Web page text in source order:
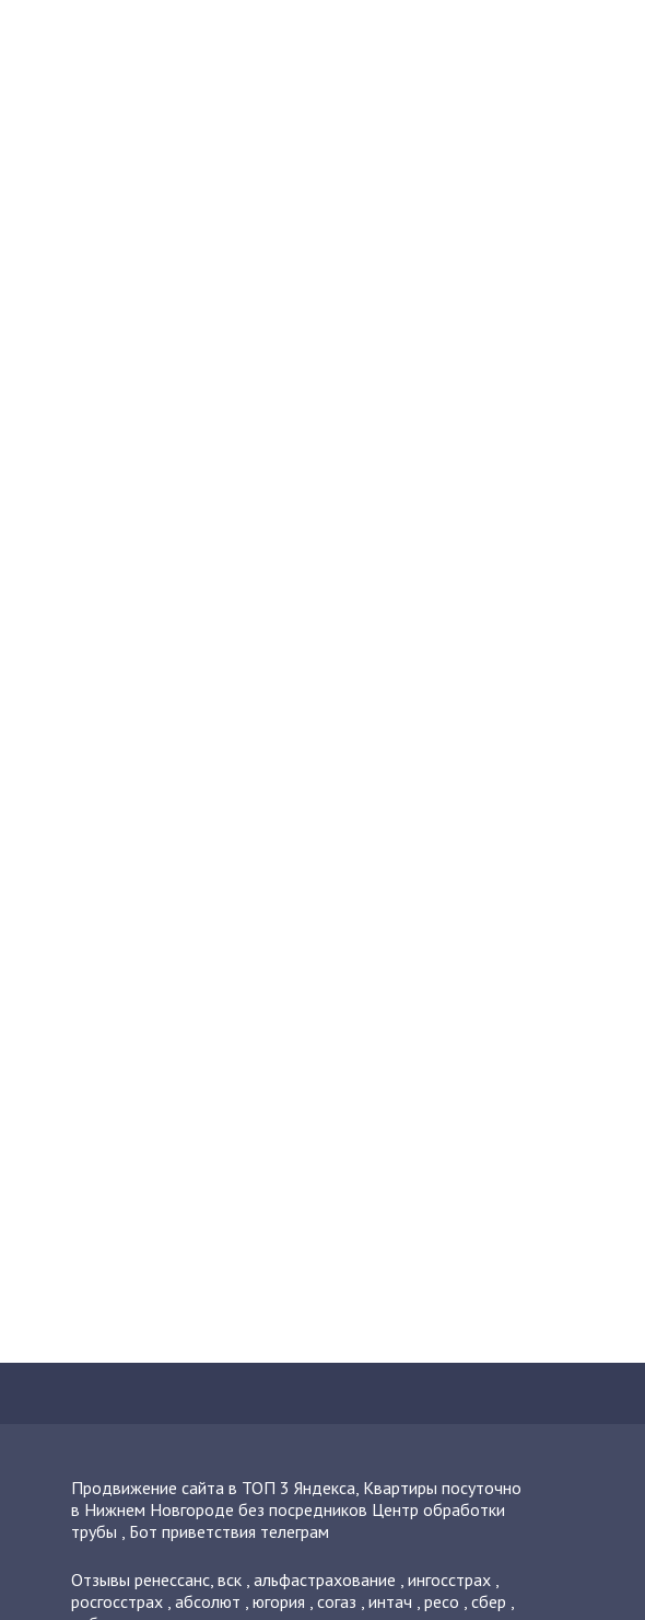
Продвижение сайта в ТОП 3 Яндекса, Квартиры посуточно
в Нижнем Новгороде без посредников Центр обработки
трубы , Бот приветствия телеграм
Отзывы ренессанс, вск, альфастрахование , ингосстрах,
росгосстрах, абсолют , югория , согаз , интач , ресо , сбер ,